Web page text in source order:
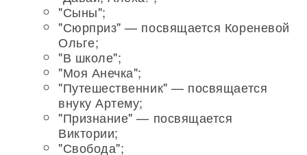
"Сыны";
"Сюрприз" — посвящается Кореневой
Ольге;
"В школе";
"Моя Анечка";
"Путешественник" — посвящается
внуку Артему;
"Признание" — посвящается
Виктории;
"Свобода";